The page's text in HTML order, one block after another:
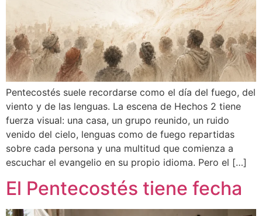
Pentecostés suele recordarse como el día del fuego, del
viento y de las lenguas. La escena de Hechos 2 tiene
fuerza visual: una casa, un grupo reunido, un ruido
venido del cielo, lenguas como de fuego repartidas
sobre cada persona y una multitud que comienza a
escuchar el evangelio en su propio idioma. Pero el […]
El Pentecostés tiene fecha